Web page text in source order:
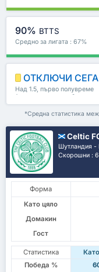
90% BTTS
Средно за лигата : 67%
ОТКЛЮЧИ СЕГА
Над 1.5, първо полувреме
/второ полувреме & още
*Средна статистика
Celtic
Шутландия
Скорошни :
Форма
Като цяло
Домакин
Гост
Статистика
Победа %